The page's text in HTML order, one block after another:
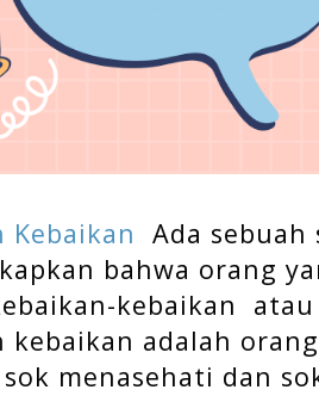
Kebaikan Ada
bahwa orang
kebaikan
kebaikan adalah
menasehati dan